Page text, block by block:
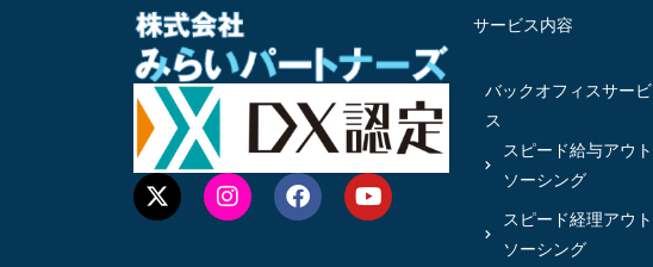
サービス内容
バックオフィスサービ
ス
スピード給与アウト
ソーシング
スピード経理アウト
ソーシング